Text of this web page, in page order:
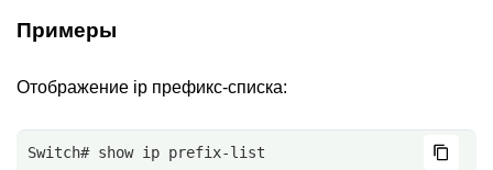
Примеры
Отображение ip префикс-списка:
Switch# show ip prefix-list